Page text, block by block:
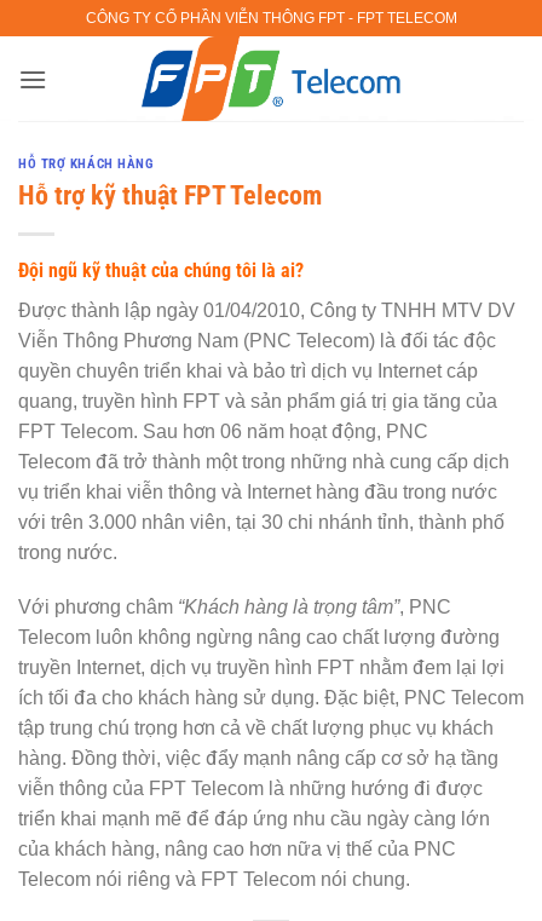
nội
CÔNG TY CỔ PHẦN VIỄN THÔNG FPT - FPT TELECOM
HỖ TRỢ KHÁCH HÀNG
Hỗ trợ kỹ thuật FPT Telecom
Đội ngũ kỹ thuật của chúng tôi là ai?
Được thành lập ngày 01/04/2010, Công ty TNHH MTV DV
Viễn Thông Phương Nam (PNC Telecom) là đối tác độc
quyền chuyên triển khai và bảo trì dịch vụ Internet cáp
quang, truyền hình FPT và sản phẩm giá trị gia tăng của
FPT Telecom. Sau hơn 06 năm hoạt động, PNC
Telecom đã trở thành một trong những nhà cung cấp dịch
vụ triển khai viễn thông và Internet hàng đầu trong nước
với trên 3.000 nhân viên, tại 30 chi nhánh tỉnh, thành phố
trong nước.
Với phương châm “Khách hàng là trọng tâm”, PNC
Telecom luôn không ngừng nâng cao chất lượng đường
truyền Internet, dịch vụ truyền hình FPT nhằm đem lại lợi
ích tối đa cho khách hàng sử dụng. Đặc biệt, PNC Telecom
tập trung chú trọng hơn cả về chất lượng phục vụ khách
hàng. Đồng thời, việc đẩy mạnh nâng cấp cơ sở hạ tầng
viễn thông của FPT Telecom là những hướng đi được
triển khai mạnh mẽ để đáp ứng nhu cầu ngày càng lớn
của khách hàng, nâng cao hơn nữa vị thế của PNC
Telecom nói riêng và FPT Telecom nói chung.